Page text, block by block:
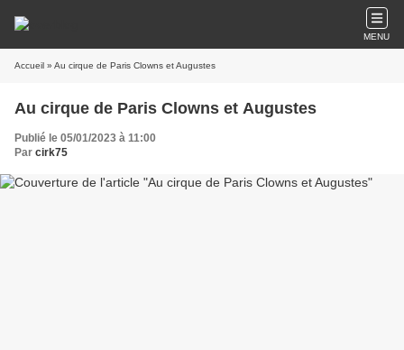
MENU
Accueil » Au cirque de Paris Clowns et Augustes
Au cirque de Paris Clowns et Augustes
Publié le 05/01/2023 à 11:00
Par cirk75